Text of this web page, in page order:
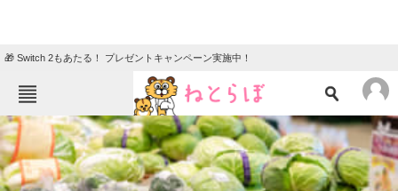
🎁 Switch 2もあたる！ プレゼントキャンペーン実施中！
ねとらぼメニュー
TOP ニュース
エンタメ クイズ